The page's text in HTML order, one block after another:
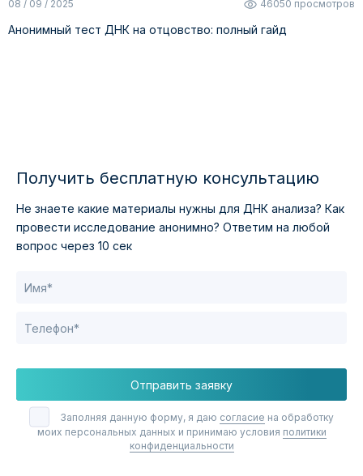
08 / 09 / 2025 46050 просмотров
Анонимный тест ДНК на отцовство: полный гайд
Получить бесплатную консультацию
Не знаете какие материалы нужны для ДНК анализа? Как
провести исследование анонимно? Ответим на любой
вопрос через 10 сек
Отправить заявку
Заполняя данную форму, я даю согласие на обработку
моих персональных данных и принимаю условия политики
конфиденциальности